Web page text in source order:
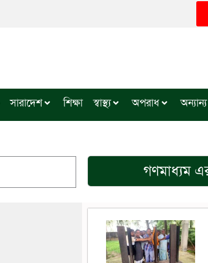
সারাদেশ শিক্ষা স্বাস্থ্য অপরাধ অন্যান্য
গণমাধ্যম